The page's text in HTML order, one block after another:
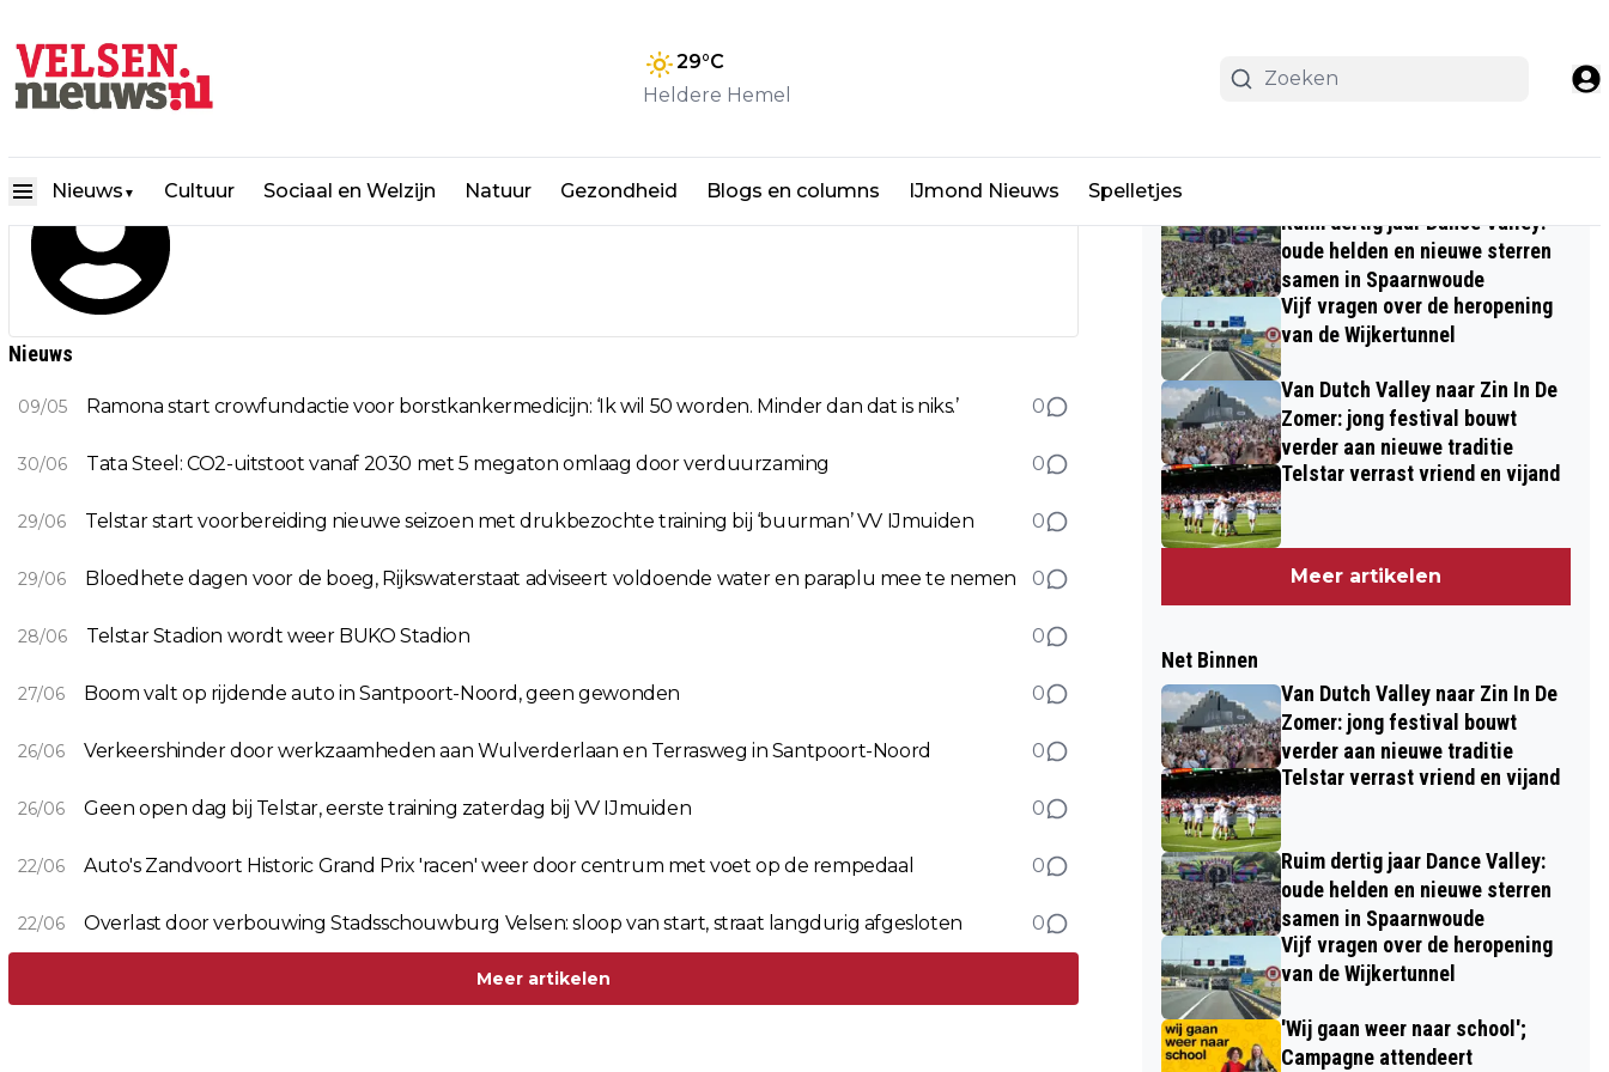
29°C
Heldere Hemel
Nieuws ▼ Cultuur Sociaal en Welzijn Natuur Gezondheid Blogs en columns IJmond Nieuws Spelletjes
Redactie
Nieuws
09/05 Ramona start crowfundactie voor borstkankermedicijn: ‘Ik wil 50 worden. Minder dan dat is niks.’ 0
30/06 Tata Steel: CO2-uitstoot vanaf 2030 met 5 megaton omlaag door verduurzaming 0
29/06 Telstar start voorbereiding nieuwe seizoen met drukbezochte training bij ‘buurman’ VV IJmuiden 0
29/06 Bloedhete dagen voor de boeg, Rijkswaterstaat adviseert voldoende water en paraplu mee te nemen 0
28/06 Telstar Stadion wordt weer BUKO Stadion 0
27/06 Boom valt op rijdende auto in Santpoort-Noord, geen gewonden 0
26/06 Verkeershinder door werkzaamheden aan Wulverderlaan en Terrasweg in Santpoort-Noord 0
26/06 Geen open dag bij Telstar, eerste training zaterdag bij VV IJmuiden 0
22/06 Auto's Zandvoort Historic Grand Prix 'racen' weer door centrum met voet op de rempedaal 0
22/06 Overlast door verbouwing Stadsschouwburg Velsen: sloop van start, straat langdurig afgesloten 0
Meer artikelen
Meest Gelezen
Ruim dertig jaar Dance Valley:
oude helden en nieuwe sterren
samen in Spaarnwoude
Vijf vragen over de heropening
van de Wijkertunnel
Van Dutch Valley naar Zin In De
Zomer: jong festival bouwt
verder aan nieuwe traditie
Telstar verrast vriend en vijand
Meer artikelen
Net Binnen
Van Dutch Valley naar Zin In De
Zomer: jong festival bouwt
verder aan nieuwe traditie
Telstar verrast vriend en vijand
Ruim dertig jaar Dance Valley:
oude helden en nieuwe sterren
samen in Spaarnwoude
Vijf vragen over de heropening
van de Wijkertunnel
'Wij gaan weer naar school';
Campagne attendeert